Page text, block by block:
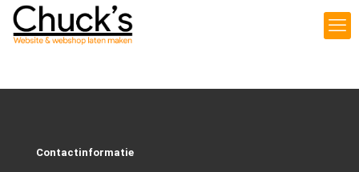
Contactinformatie